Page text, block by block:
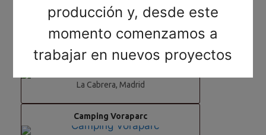
Riaza, Segovia
Camping Pico de la Miel
La Cabrera, Madrid
Camping Voraparc
producción y, desde este
momento comenzamos a
trabajar en nuevos proyectos